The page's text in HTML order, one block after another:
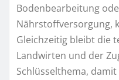
Bodenbearbeitung
Nährstoffversorgung,
Gleichzeitig bleibt die
Landwirten und der
Schlüsselthema,